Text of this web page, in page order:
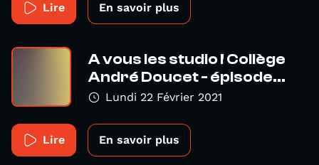
Lire En savoir plus
A vous les studio ! Collège
André Doucet - épisode...
Lundi 22 Février 2021
Lire En savoir plus